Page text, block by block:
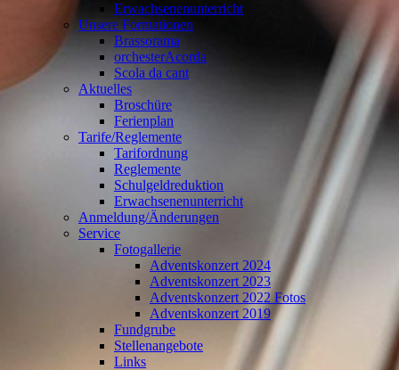
Erwachsenenunterricht
Unsere Formationen
Brassorama
orchesterAcorda
Scola da cant
Aktuelles
Broschüre
Ferienplan
Tarife/Reglemente
Tarifordnung
Reglemente
Schulgeldreduktion
Erwachsenenunterricht
Anmeldung/Änderungen
Service
Fotogallerie
Adventskonzert 2024
Adventskonzert 2023
Adventskonzert 2022 Fotos
Adventskonzert 2019
Fundgrube
Stellenangebote
Links